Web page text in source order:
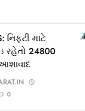
નિફ્ટી માટે
રહેતો 24800
0